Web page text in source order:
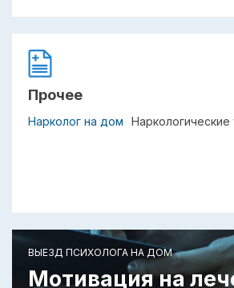
Прочее
Нарколог на дом Наркологические
ВЫЕЗД ПСИХОЛОГА НА ДОМ
Мотивация на